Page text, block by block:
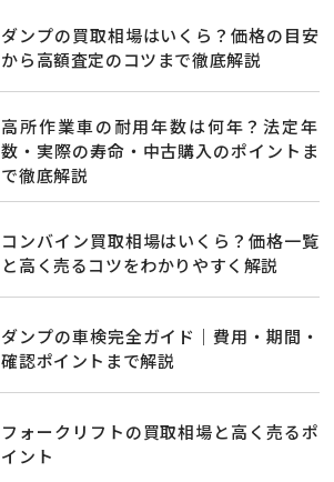
ダンプの買取相場はいくら？価格の目安
から高額査定のコツまで徹底解説
高所作業車の耐用年数は何年？法定年
数・実際の寿命・中古購入のポイントま
で徹底解説
コンバイン買取相場はいくら？価格一覧
と高く売るコツをわかりやすく解説
ダンプの車検完全ガイド｜費用・期間・
確認ポイントまで解説
フォークリフトの買取相場と高く売るポ
イント